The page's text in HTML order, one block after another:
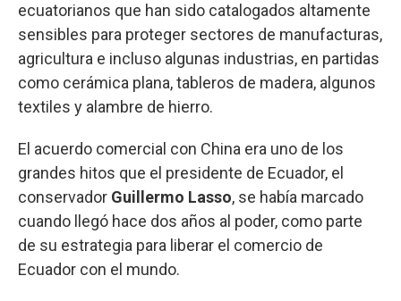
ecuatorianos que han sido catalogados altamente
sensibles para proteger sectores de manufacturas,
agricultura e incluso algunas industrias, en partidas
como cerámica plana, tableros de madera, algunos
textiles y alambre de hierro.
El acuerdo comercial con China era uno de los
grandes hitos que el presidente de Ecuador, el
conservador Guillermo Lasso, se había marcado
cuando llegó hace dos años al poder, como parte
de su estrategia para liberar el comercio de
Ecuador con el mundo.